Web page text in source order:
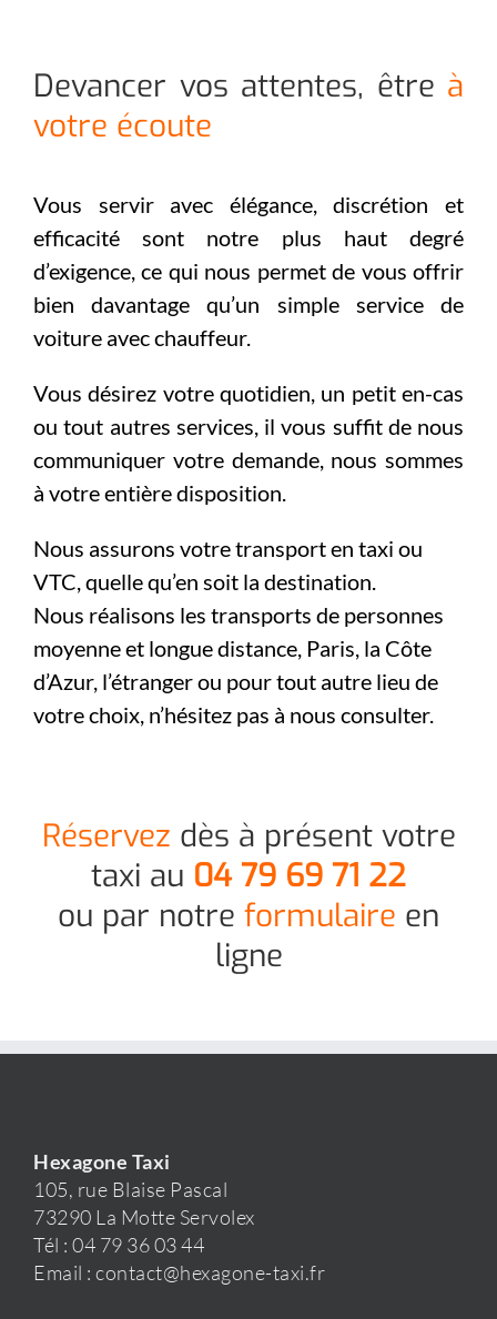
Devancer vos attentes, être à
votre écoute
Vous servir avec élégance, discrétion et
efficacité sont notre plus haut degré
d’exigence, ce qui nous permet de vous offrir
bien davantage qu’un simple service de
voiture avec chauffeur.
Vous désirez votre quotidien, un petit en-cas
ou tout autres services, il vous suffit de nous
communiquer votre demande, nous sommes
à votre entière disposition.
Nous assurons votre transport en taxi ou
VTC, quelle qu’en soit la destination.
Nous réalisons les transports de personnes
moyenne et longue distance, Paris, la Côte
d’Azur, l’étranger ou pour tout autre lieu de
votre choix, n’hésitez pas à nous consulter.
Réservez dès à présent votre
taxi au 04 79 69 71 22
ou par notre formulaire en
ligne
Hexagone Taxi
105, rue Blaise Pascal
73290 La Motte Servolex
Tél : 04 79 36 03 44
Email : contact@hexagone-taxi.fr